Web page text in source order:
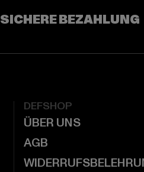
SICHERE BEZAHLUNG
DEFSHOP
ÜBER UNS
AGB